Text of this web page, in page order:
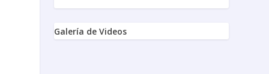
Galería de Videos